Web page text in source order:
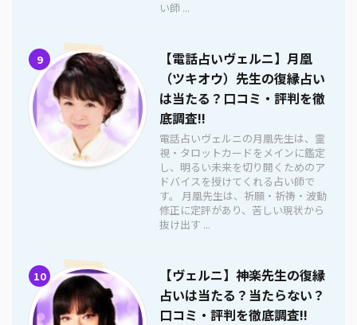
い師 ...
9
【電話占いヴェルニ】月凰
（ツキオウ）先生の復縁占い
は当たる？口コミ・評判を徹
底調査!!
電話占いヴェルニの月凰先生は、霊
視・タロットカードをメインに鑑定
し、明るい未来を切り開くためのア
ドバイスを授けてくれる占い師で
す。 月凰先生は、祈願・祈祷・波動
修正に定評があり、苦しい現状から
抜け出す ...
10
【ヴェルニ】神楽先生の復縁
占いは当たる？当たらない？
口コミ・評判を徹底調査!!